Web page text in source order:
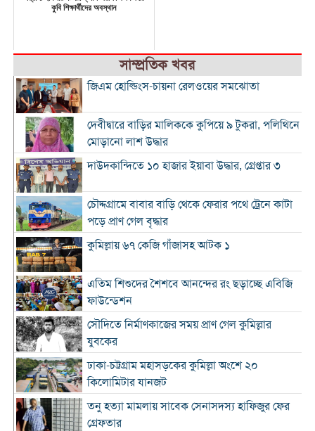
কুবি শিক্ষার্থীদের অবস্থান
সাম্প্রতিক খবর
জিএম হোল্ডিংস-চায়না রেলওয়ের সমঝোতা
দেবীদ্বারে বাড়ির মালিককে কুপিয়ে ৯ টুকরা, পলিথিনে
মোড়ানো লাশ উদ্ধার
দাউদকান্দিতে ১০ হাজার ইয়াবা উদ্ধার, গ্রেপ্তার ৩
চৌদ্দগ্রামে বাবার বাড়ি থেকে ফেরার পথে ট্রেনে কাটা
পড়ে প্রাণ গেল বৃদ্ধার
কুমিল্লায় ৬৭ কেজি গাঁজাসহ আটক ১
এতিম শিশুদের শৈশবে আনন্দের রং ছড়াচ্ছে এবিজি
ফাউন্ডেশন
সৌদিতে নির্মাণকাজের সময় প্রাণ গেল কুমিল্লার
যুবকের
ঢাকা-চট্টগ্রাম মহাসড়কের কুমিল্লা অংশে ২০
কিলোমিটার যানজট
তনু হত্যা মামলায় সাবেক সেনাসদস্য হাফিজুর ফের
গ্রেফতার